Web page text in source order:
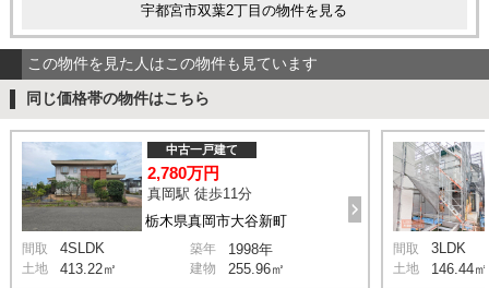
宇都宮市双葉2丁目の物件を見る
この物件を見た人はこの物件も見ています
同じ価格帯の物件はこちら
栃木県真岡市大谷新町
中古一戸建て
2,780万円
真岡駅 徒歩11分
間取 4SLDK 築年 1998年
土地 413.22㎡ 建物 255.96㎡
間取 3LDK
土地 146.44㎡